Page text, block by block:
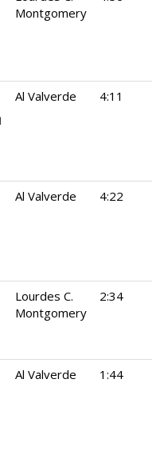
Montgomery
Al Valverde 4:11
Al Valverde 4:22
Lourdes C.
Montgomery
2:34
Al Valverde 1:44